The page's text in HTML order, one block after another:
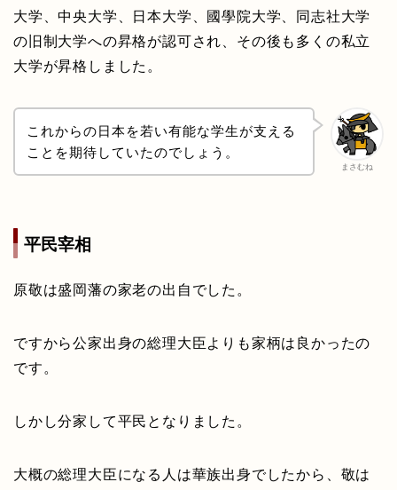
大学、中央大学、日本大学、國學院大学、同志社大学
の旧制大学への昇格が認可され、その後も多くの私立
大学が昇格しました。
まさむね
これからの日本を若い有能な学生が支える
ことを期待していたのでしょう。
平民宰相
原敬は盛岡藩の家老の出自でした。
ですから公家出身の総理大臣よりも家柄は良かったの
です。
しかし分家して平民となりました。
大概の総理大臣になる人は華族出身でしたから、敬は